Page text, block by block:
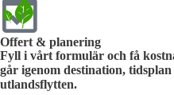
Offert & planering
Fyll i vårt formulär och få
går igenom destination,
utlandsflytten.